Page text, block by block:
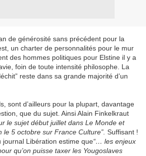
de générosité sans précédent pour la
un charter de personnalités pour le mur
des hommes politiques pour Elstine il y a
foin de toute intensité philosophe. La
reste dans sa grande majorité d’un
sont d’ailleurs pour la plupart, davantage
que du sujet. Ainsi Alain Finkelkraut
le sujet début juillet dans Le Monde et
5 octobre sur France Culture”. Suffisant !
journal Libération estime que“… les enjeux
qu’on puisse taxer les Yougoslaves